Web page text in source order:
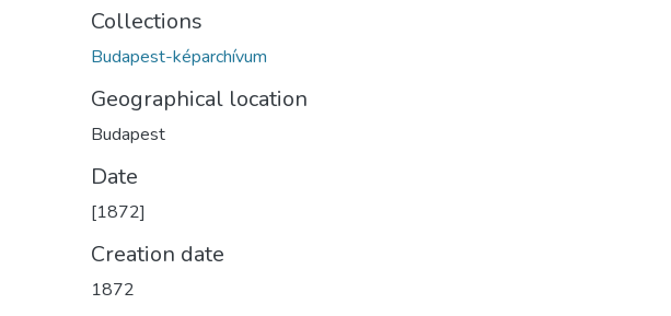
Collections
Budapest-képarchívum
Geographical location
Budapest
Date
[1872]
Creation date
1872